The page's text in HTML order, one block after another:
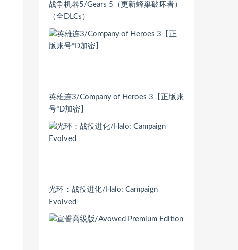
战争机器5/Gears 5（更新蜂巢破坏者）
（全DLCs）
英雄连3/Company of Heroes 3【正版账
号*D加密】
光环：战役进化/Halo: Campaign
Evolved